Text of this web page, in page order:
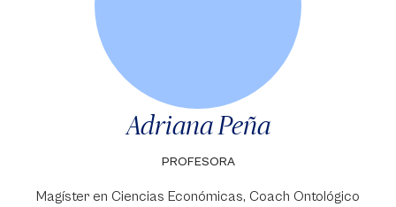
Adriana Peña
PROFESORA
Magíster en Ciencias Económicas, Coach Ontológico